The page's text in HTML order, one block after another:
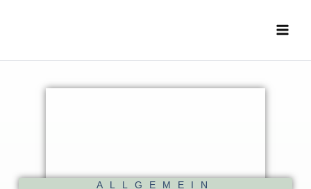
Menu
ALLGEMEIN